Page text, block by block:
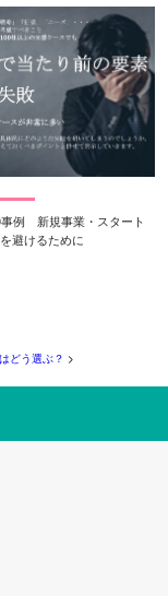
事例 新規事業・スタート
避けるために
どう選ぶ？ >